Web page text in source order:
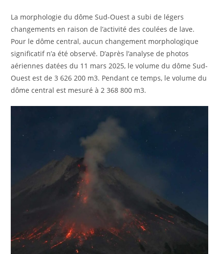
La morphologie du dôme Sud-Ouest a subi de légers
changements en raison de l’activité des coulées de lave.
Pour le dôme central, aucun changement morphologique
significatif n’a été observé. D’après l’analyse de photos
aériennes datées du 11 mars 2025, le volume du dôme Sud-
Ouest est de 3 626 200 m3. Pendant ce temps, le volume du
dôme central est mesuré à 2 368 800 m3.